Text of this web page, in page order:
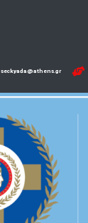
seckyada@athens.gr